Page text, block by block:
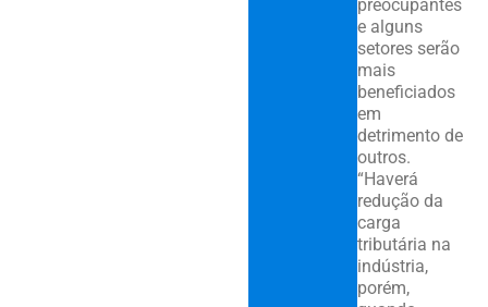
preocupantes
e alguns
setores serão
mais
beneficiados
em
detrimento de
outros.
“Haverá
redução da
carga
tributária na
indústria,
porém,